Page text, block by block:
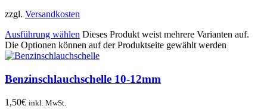
zzgl. Versandkosten
Ausführung wählen Dieses Produkt weist mehrere Varianten auf.
Die Optionen können auf der Produktseite gewählt werden
Benzinschlauchschelle 10-12mm
1,50€ inkl. MwSt.